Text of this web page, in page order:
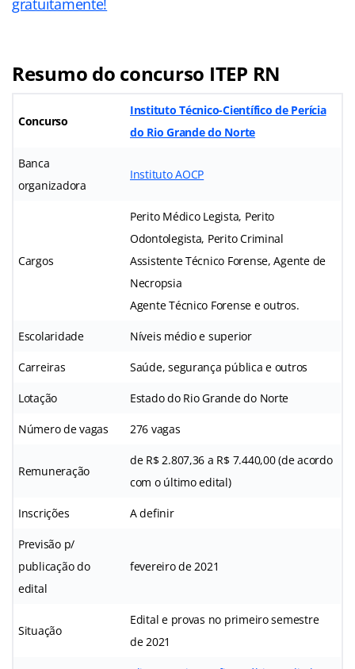
gratuitamente!
Resumo do concurso ITEP RN
Concurso
Instituto Técnico-Científico de Perícia
do Rio Grande do Norte
Banca
organizadora
Instituto AOCP
Cargos
Perito Médico Legista, Perito
Odontolegista, Perito Criminal
Assistente Técnico Forense, Agente de
Necropsia
Agente Técnico Forense e outros.
Escolaridade Níveis médio e superior
Carreiras Saúde, segurança pública e outros
Lotação Estado do Rio Grande do Norte
Número de vagas 276 vagas
Remuneração
de R$ 2.807,36 a R$ 7.440,00 (de acordo
com o último edital)
Inscrições A definir
Previsão p/
publicação do
edital
fevereiro de 2021
Situação
Edital e provas no primeiro semestre
de 2021